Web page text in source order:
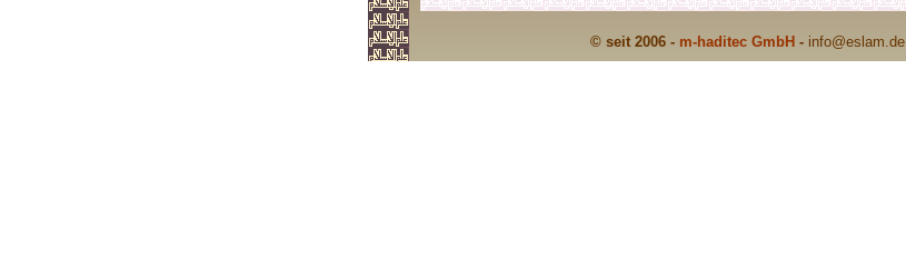
© seit 2006 - m-haditec GmbH - info@eslam.de